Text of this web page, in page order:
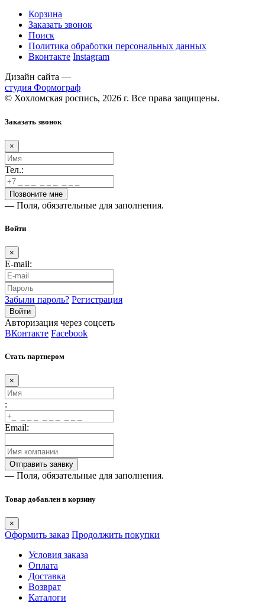
Корзина
Заказать звонок
Поиск
Политика обработки персональных данных
Вконтакте Instagram
Дизайн сайта —
студия Формограф
© Хохломская роспись, 2026 г. Все права защищены.
Заказать звонок
×
Тел.:
— Поля, обязательные для заполнения.
Войти
×
E-mail:
Забыли пароль? Регистрация
Авторизация через соцсеть
ВКонтакте Facebook
Стать партнером
×
:
Email:
— Поля, обязательные для заполнения.
Товар добавлен в корзину
×
Оформить заказ Продолжить покупки
Условия заказа
Оплата
Доставка
Возврат
Каталоги